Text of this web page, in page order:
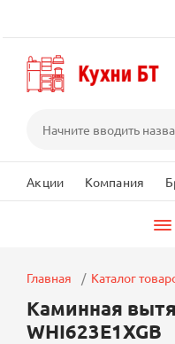
Акции Компания
Главная Каталог
Каминная
WHI623E1XGB